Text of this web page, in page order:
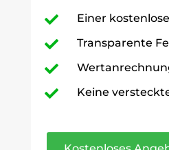
 Einer
 Transparente

 Keine